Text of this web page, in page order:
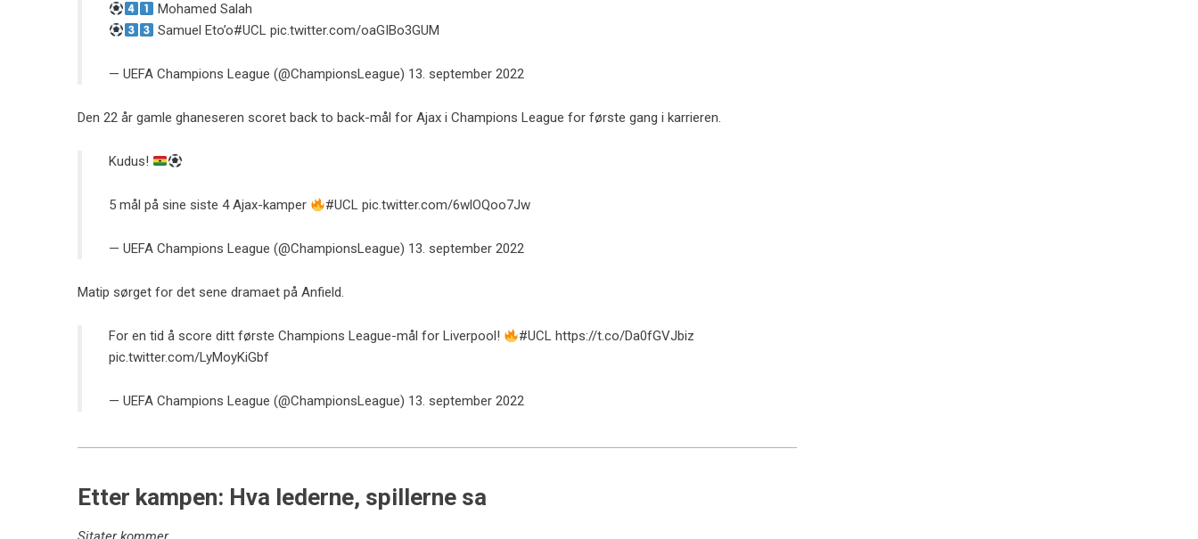
Mohamed Salah
Samuel Eto’o#UCL pic.twitter.com/oaGIBo3GUM
— UEFA Champions League (@ChampionsLeague) 13. september 2022
Den 22 år gamle ghaneseren scoret back to back-mål for Ajax i Champions League for første gang i karrieren.
Kudus!
5 mål på sine siste 4 Ajax-kamper #UCL pic.twitter.com/6wlOQoo7Jw
— UEFA Champions League (@ChampionsLeague) 13. september 2022
Matip sørget for det sene dramaet på Anfield.
For en tid å score ditt første Champions League-mål for Liverpool! #UCL https://t.co/Da0fGVJbiz
pic.twitter.com/LyMoyKiGbf
— UEFA Champions League (@ChampionsLeague) 13. september 2022
Etter kampen: Hva lederne, spillerne sa